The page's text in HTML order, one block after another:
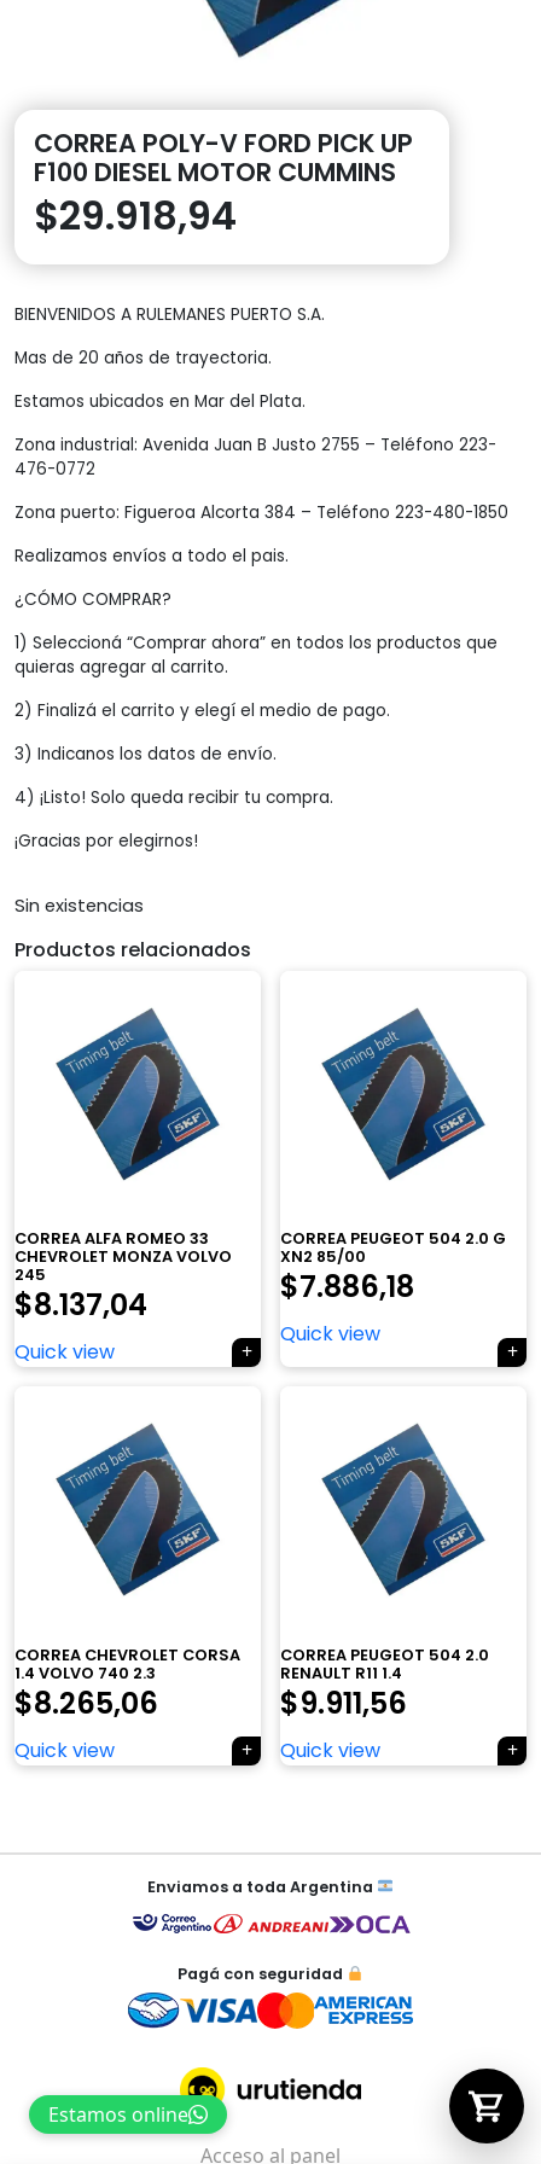
CORREA POLY-V FORD PICK UP
F100 DIESEL MOTOR CUMMINS
$29.918,94
BIENVENIDOS A RULEMANES PUERTO S.A.
Mas de 20 años de trayectoria.
Estamos ubicados en Mar del Plata.
Zona industrial: Avenida Juan B Justo 2755 – Teléfono 223-
476-0772
Zona puerto: Figueroa Alcorta 384 – Teléfono 223-480-1850
Realizamos envíos a todo el pais.
¿CÓMO COMPRAR?
1) Seleccioná “Comprar ahora” en todos los productos que
quieras agregar al carrito.
2) Finalizá el carrito y elegí el medio de pago.
3) Indicanos los datos de envío.
4) ¡Listo! Solo queda recibir tu compra.
¡Gracias por elegirnos!
Sin existencias
Productos relacionados
CORREA ALFA ROMEO 33
CHEVROLET MONZA VOLVO
245
$8.137,04
Quick view
CORREA PEUGEOT 504 2.0 G
XN2 85/00
$7.886,18
Quick view
CORREA CHEVROLET CORSA
1.4 VOLVO 740 2.3
$8.265,06
Quick view
CORREA PEUGEOT 504 2.0
RENAULT R11 1.4
$9.911,56
Quick view
entradas
Enviamos a toda Argentina
Pagá con seguridad
Acceso al panel
Estamos online
Tu carrito está vacío.